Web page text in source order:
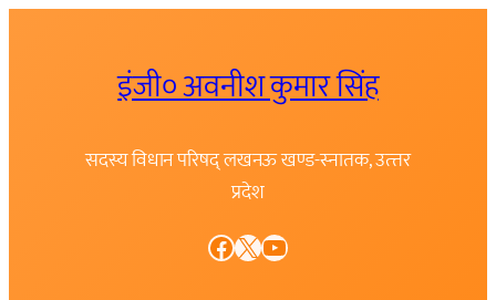
इंजी० अवनीश कुमार सिंह
सदस्य विधान परिषद् लखनऊ खण्ड-स्नातक, उत्त्तर
प्रदेश
Facebook X YouTube